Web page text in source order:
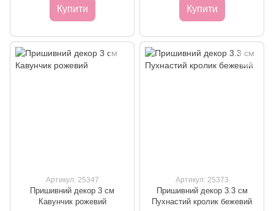
Купити Купити
Артикул: 25347
Пришивний декор 3 см
Кавунчик рожевий
Артикул: 25373
Пришивний декор 3.3 см
Пухнастий кролик бежевий